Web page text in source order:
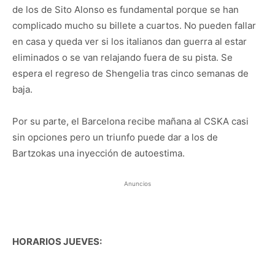
de los de Sito Alonso es fundamental porque se han
complicado mucho su billete a cuartos. No pueden fallar
en casa y queda ver si los italianos dan guerra al estar
eliminados o se van relajando fuera de su pista. Se
espera el regreso de Shengelia tras cinco semanas de
baja.
Por su parte, el Barcelona recibe mañana al CSKA casi
sin opciones pero un triunfo puede dar a los de
Bartzokas una inyección de autoestima.
Anuncios
HORARIOS JUEVES: